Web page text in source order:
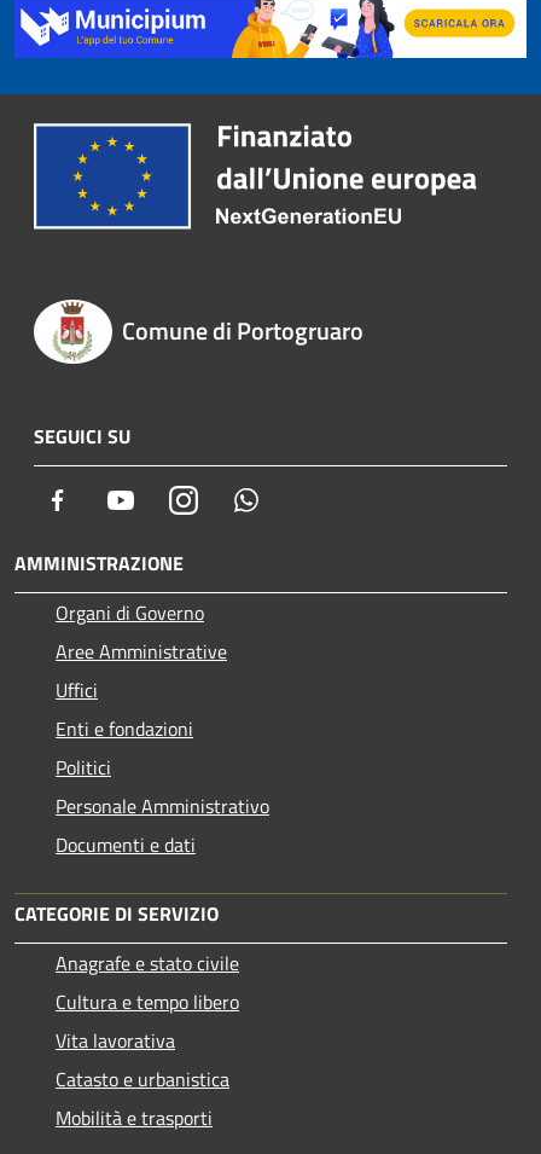
Comune di Portogruaro
SEGUICI SU
Facebook YoutubeInstagram
AMMINISTRAZIONE
Organi di Governo
Aree Amministrative
Uffici
Enti e fondazioni
Politici
Personale Amministrativo
Documenti e dati
CATEGORIE DI SERVIZIO
Anagrafe e stato civile
Cultura e tempo libero
Vita lavorativa
Catasto e urbanistica
Mobilità e trasporti